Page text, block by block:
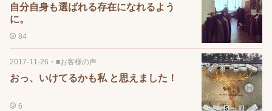
自分自身も選ばれる存在になれるよう
に。
84
2017-11-26 ・ ■お客様の声
おっ、いけてるかも私 と思えました！
6